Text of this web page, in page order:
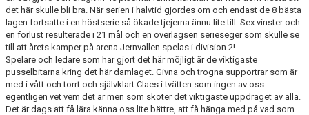
det här skulle bli bra. När serien i halvtid gjordes om och endast de 8 bästa
lagen fortsatte i en höstserie så ökade tjejerna ännu lite till. Sex vinster och
en förlust resulterade i 21 mål och en överlägsen serieseger som skulle se
till att årets kamper på arena Jernvallen spelas i division 2!
Spelare och ledare som har gjort det här möjligt är de viktigaste
pusselbitarna kring det här damlaget. Givna och trogna supportrar som är
med i vått och torrt och självklart Claes i tvätten som ingen av oss
egentligen vet vem det är men som sköter det viktigaste uppdraget av alla.
Det är dags att få lära känna oss lite bättre, att få hänga med på vad som